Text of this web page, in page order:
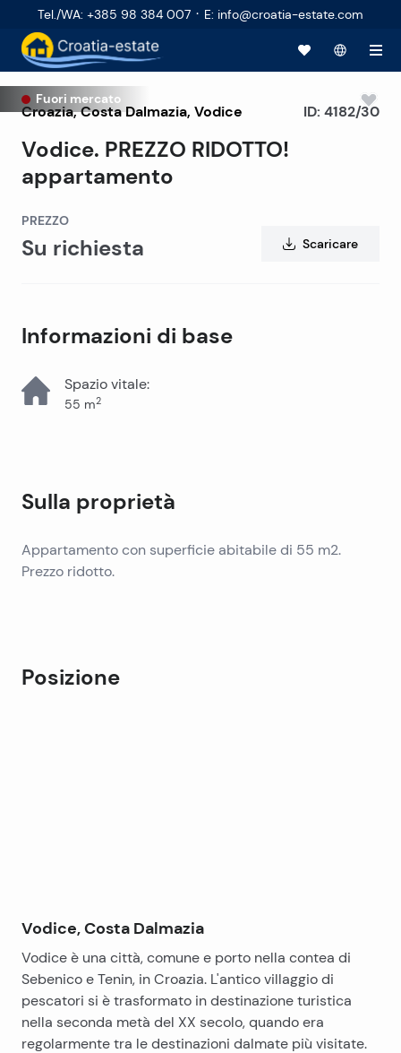
Tel./WA: +385 98 384 007 · E: info@croatia-estate.com
Fuori mercato
Croazia,Costa Dalmazia, Vodice
Vodice. PREZZO RIDOTTO!
appartamento
ID: 4182/30
PREZZO
Su richiesta Scaricare
Informazioni di base
Spazio vitale:
55 m2
Sulla proprietà
Appartamento con superficie abitabile di 55 m2.
Prezzo ridotto.
Posizione
Vodice, Costa Dalmazia
Vodice è una città, comune e porto nella contea di
Sebenico e Tenin, in Croazia. L'antico villaggio di
pescatori si è trasformato in destinazione turistica
nella seconda metà del XX secolo, quando era
regolarmente tra le destinazioni dalmate più visitate.